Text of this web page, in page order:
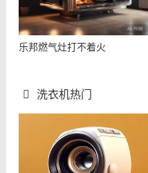
乐邦燃气灶打不着火
洗衣机热门